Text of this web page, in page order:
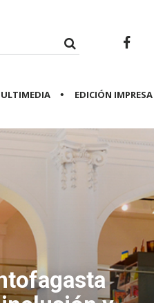
EDICIÓN IMPRESA